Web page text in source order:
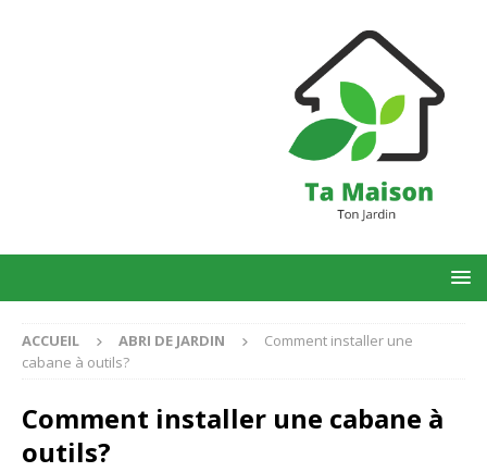
ACCUEIL ABRI DE JARDIN
Comment installer une
cabane à outils?
Comment installer une cabane à
outils?